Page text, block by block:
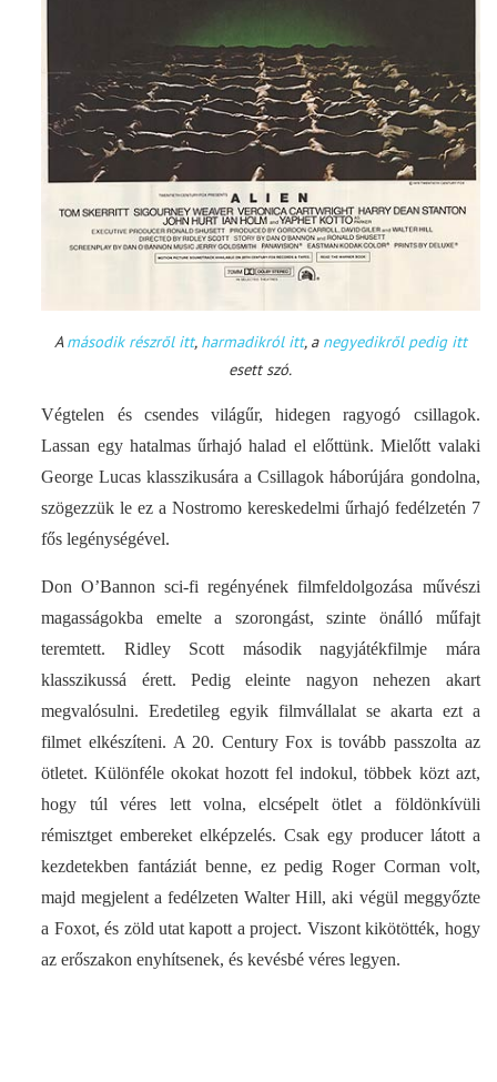
A második részről itt, harmadikról itt, a negyedikről pedig itt
esett szó.
Végtelen és csendes világűr, hidegen ragyogó csillagok.
Lassan egy hatalmas űrhajó halad el előttünk. Mielőtt valaki
George Lucas klasszikusára a Csillagok háborújára gondolna,
szögezzük le ez a Nostromo kereskedelmi űrhajó fedélzetén 7
fős legénységével.
Don O’Bannon sci-fi regényének filmfeldolgozása művészi
magasságokba emelte a szorongást, szinte önálló műfajt
teremtett. Ridley Scott második nagyjátékfilmje mára
klasszikussá érett. Pedig eleinte nagyon nehezen akart
megvalósulni. Eredetileg egyik filmvállalat se akarta ezt a
filmet elkészíteni. A 20. Century Fox is tovább passzolta az
ötletet. Különféle okokat hozott fel indokul, többek közt azt,
hogy túl véres lett volna, elcsépelt ötlet a földönkívüli
rémisztget embereket elképzelés. Csak egy producer látott a
kezdetekben fantáziát benne, ez pedig Roger Corman volt,
majd megjelent a fedélzeten Walter Hill, aki végül meggyőzte
a Foxot, és zöld utat kapott a project. Viszont kikötötték, hogy
az erőszakon enyhítsenek, és kevésbé véres legyen.